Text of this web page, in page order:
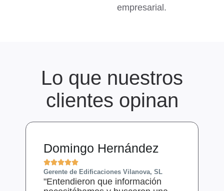
empresarial.
Lo que nuestros
clientes opinan
Domingo Hernández

Gerente de Edificaciones Vilanova, SL
"Entendieron que información